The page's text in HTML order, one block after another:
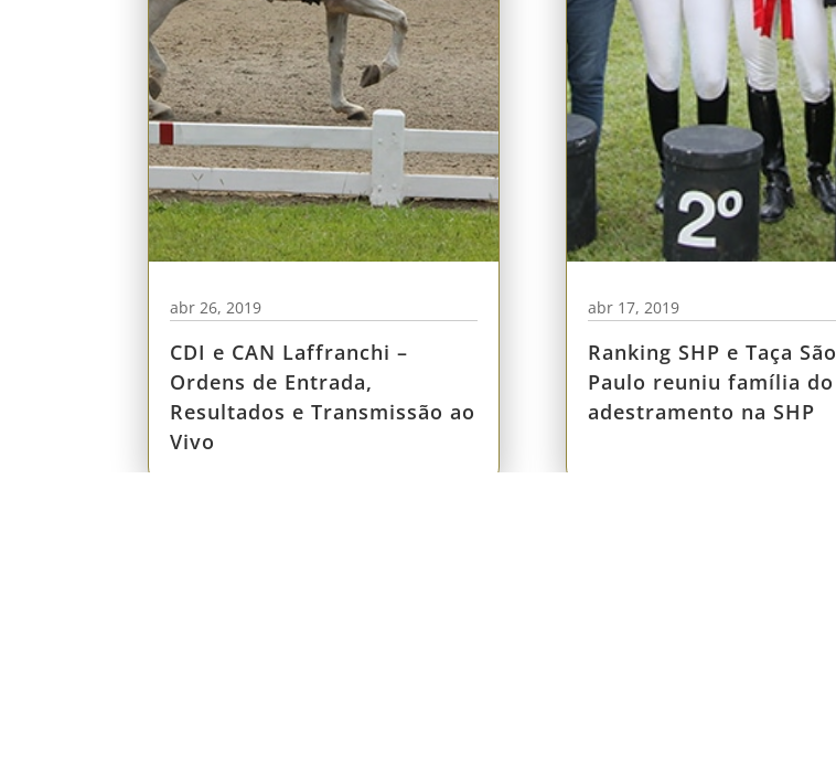
CDI e CAN Laffranchi –
Ordens de Entrada,
Resultados e Transmissão ao
Vivo
abr 26, 2019
Ranking SHP e Taça São
Paulo reuniu família do
adestramento na SHP
abr 17, 2019